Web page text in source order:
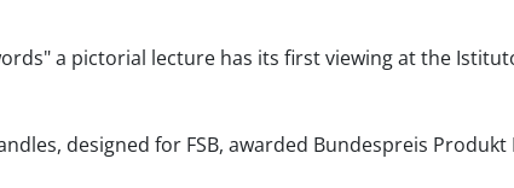
a pictorial lecture has its first viewing at the
designed for FSB, awarded Bundespreis Produkt